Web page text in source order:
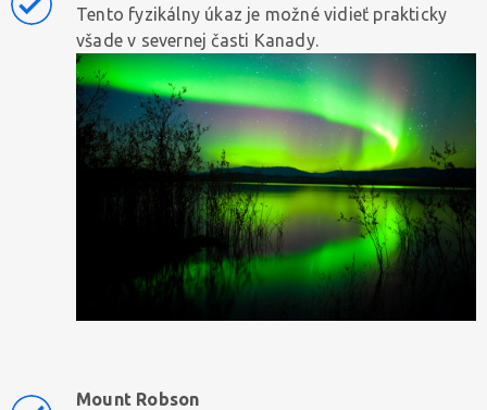
Tento fyzikálny úkaz je možné vidieť prakticky
všade v severnej časti Kanady.
Mount Robson